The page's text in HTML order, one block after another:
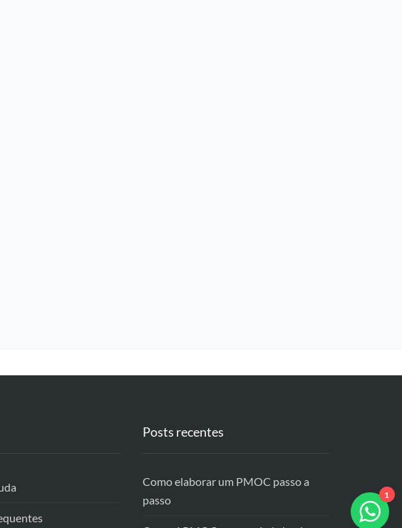
1
Posts recentes
Como elaborar um PMOC passo a
passo